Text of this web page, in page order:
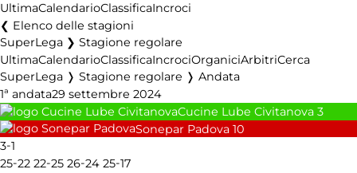
UltimaCalendarioClassificaIncroci
Elenco delle stagioni
SuperLega ❯ Stagione regolare
UltimaCalendarioClassificaIncrociOrganiciArbitriCerca
SuperLega ❭ Stagione regolare ❭ Andata
1ª andata29 settembre 2024
Cucine Lube Civitanova 3
Sonepar Padova 10
3-1
25-22 22-25 26-24 25-17